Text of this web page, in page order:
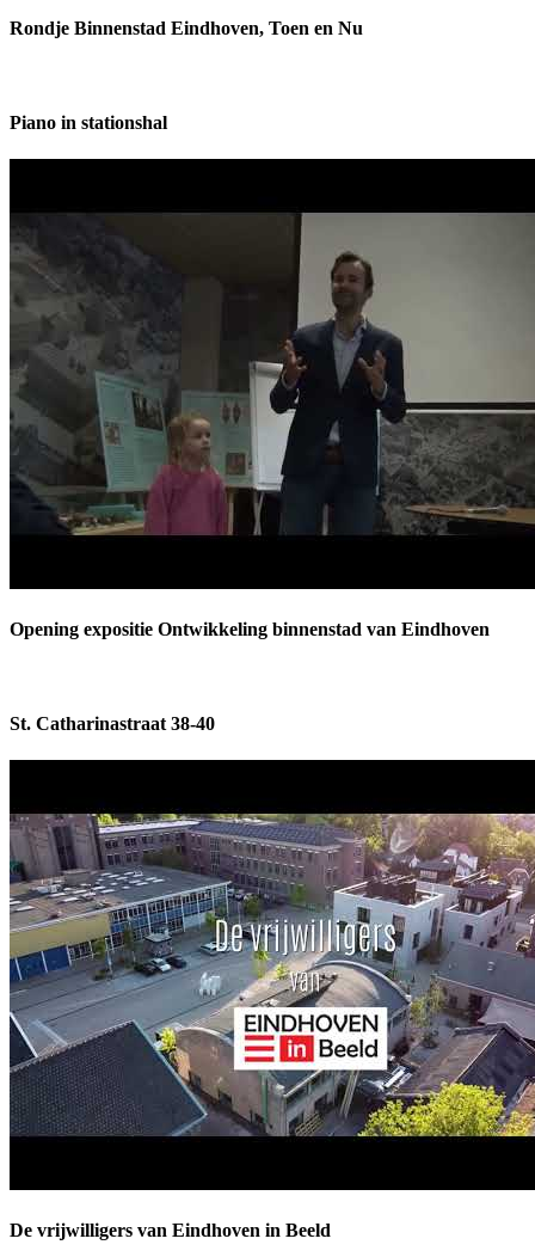
Rondje Binnenstad Eindhoven, Toen en Nu
Piano in stationshal
Opening expositie Ontwikkeling binnenstad van Eindhoven
St. Catharinastraat 38-40
De vrijwilligers van Eindhoven in Beeld